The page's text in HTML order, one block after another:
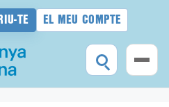
TE EL MEU COMPTE